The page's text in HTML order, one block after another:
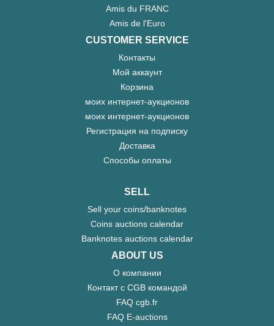
Amis du FRANC
Amis de l'Euro
CUSTOMER SERVICE
Контакты
Мой аккаунт
Корзина
моих интернет-аукционов
моих интернет-аукционов
Регистрация на подписку
Доставка
Способы оплаты
SELL
Sell your coins/banknotes
Coins auctions calendar
Banknotes auctions calendar
ABOUT US
О компании
Контакт с CGB командой
FAQ cgb.fr
FAQ E-auctions